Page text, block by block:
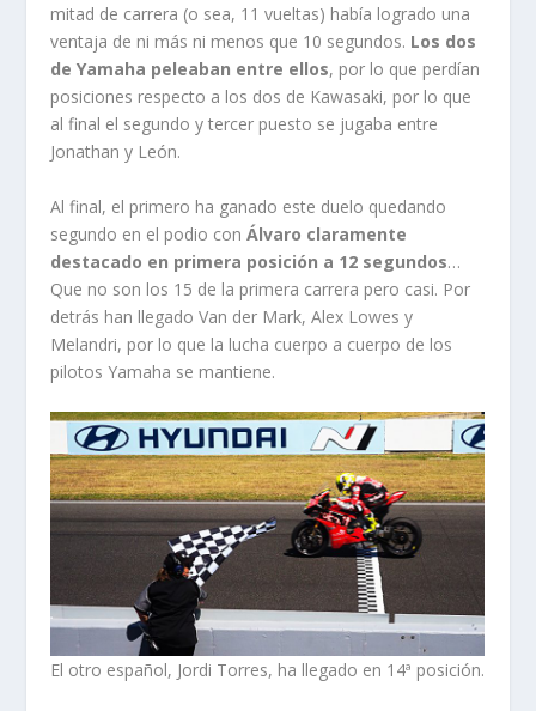
mitad de carrera (o sea, 11 vueltas) había logrado una
ventaja de ni más ni menos que 10 segundos. Los dos
de Yamaha peleaban entre ellos, por lo que perdían
posiciones respecto a los dos de Kawasaki, por lo que
al final el segundo y tercer puesto se jugaba entre
Jonathan y León.
Al final, el primero ha ganado este duelo quedando
segundo en el podio conÁlvaro claramente
destacado en primera posición a 12 segundos…
Que no son los 15 de la primera carrera pero casi. Por
detrás han llegado Van der Mark, Alex Lowes y
Melandri, por lo que la lucha cuerpo a cuerpo de los
pilotos Yamaha se mantiene.
El otro español, Jordi Torres, ha llegado en 14ª posición.